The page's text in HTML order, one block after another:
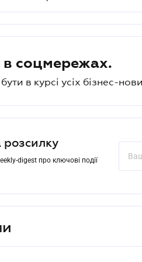
в соцмережах.
в курсі усіх бізнес-
розсилку
digest про ключові події